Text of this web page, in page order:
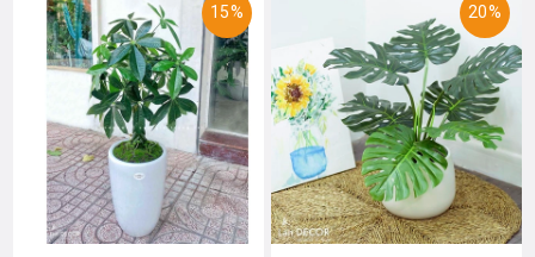
15% 20%